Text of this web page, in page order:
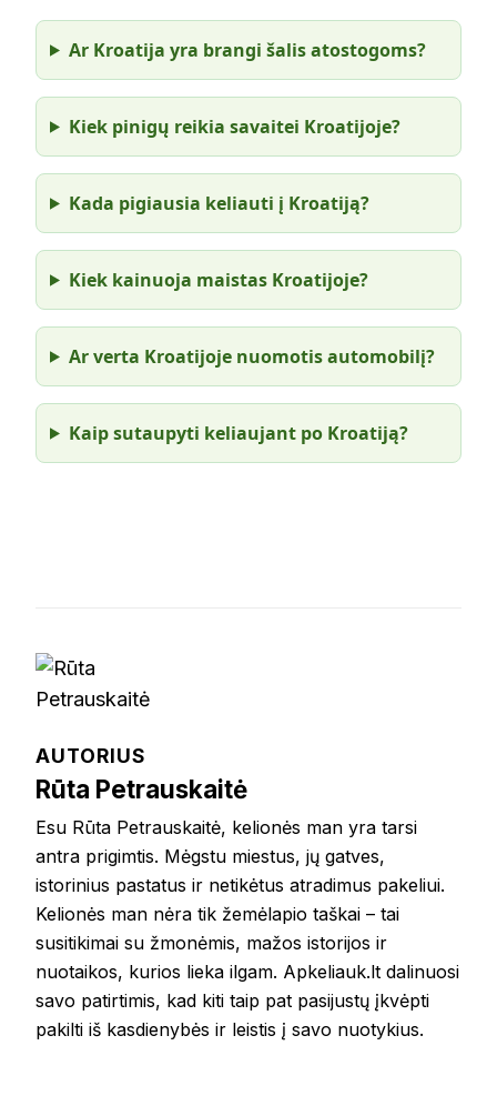
Ar Kroatija yra brangi šalis atostogoms?
Kiek pinigų reikia savaitei Kroatijoje?
Kada pigiausia keliauti į Kroatiją?
Kiek kainuoja maistas Kroatijoje?
Ar verta Kroatijoje nuomotis automobilį?
Kaip sutaupyti keliaujant po Kroatiją?
AUTORIUS
Rūta Petrauskaitė
Esu Rūta Petrauskaitė, kelionės man yra tarsi
antra prigimtis. Mėgstu miestus, jų gatves,
istorinius pastatus ir netikėtus atradimus pakeliui.
Kelionės man nėra tik žemėlapio taškai – tai
susitikimai su žmonėmis, mažos istorijos ir
nuotaikos, kurios lieka ilgam. Apkeliauk.lt dalinuosi
savo patirtimis, kad kiti taip pat pasijustų įkvėpti
pakilti iš kasdienybės ir leistis į savo nuotykius.